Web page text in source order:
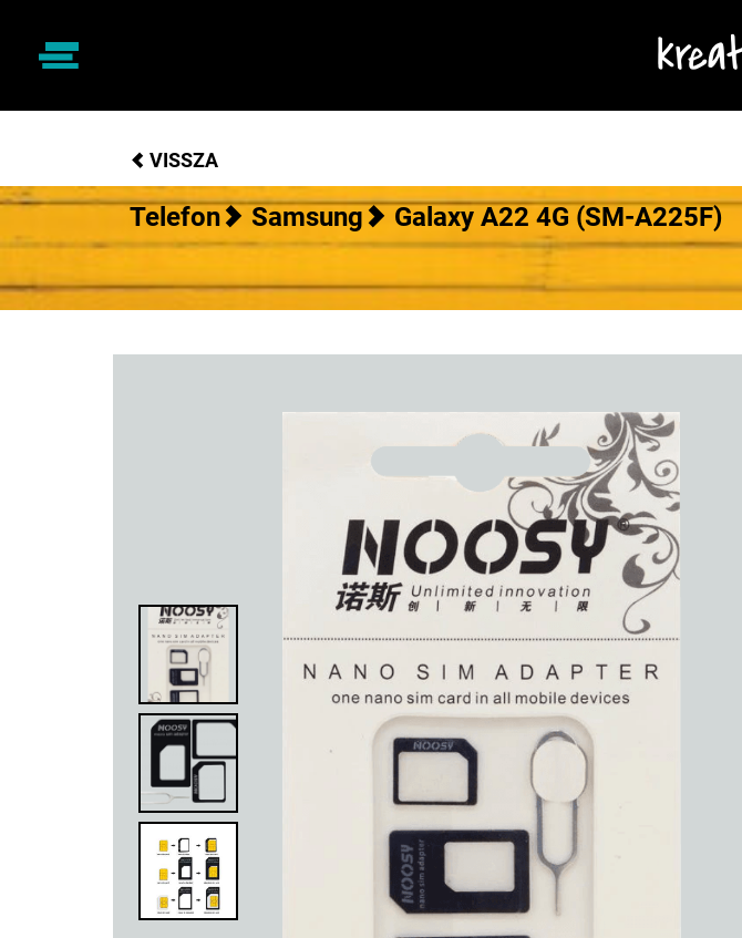
VISSZA
Telefon Samsung Galaxy A22 4G (SM-A225F)